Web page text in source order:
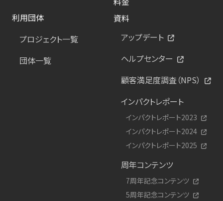
利用団体
プロジェクト一覧
団体一覧
資料
アップデート
ヘルプセンター
顧客満足度調査（NPS）
インパクトレポート
インパクトレポート2023
インパクトレポート2024
インパクトレポート2025
周年コンテンツ
7周年記念コンテンツ
5周年記念コンテンツ